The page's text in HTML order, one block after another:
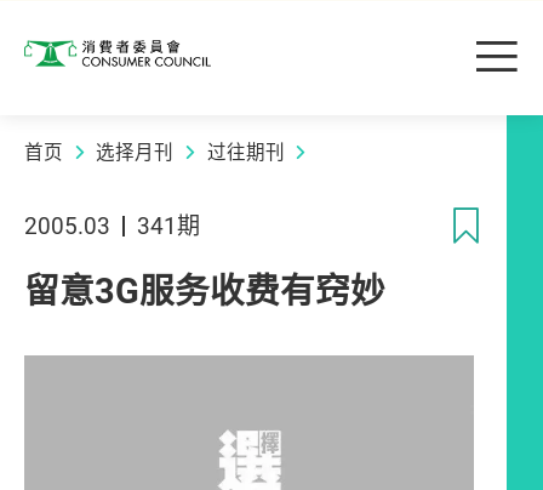
消费者委员会 目
首页 选择月刊 过往期刊
2005.03 341期
留意3G服务收费有窍妙